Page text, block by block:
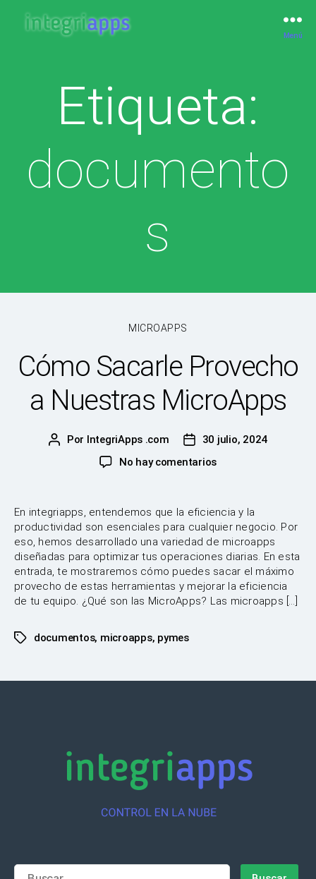
Menú
Etiqueta:
documento
s
Categorías
MICROAPPS
Cómo Sacarle Provecho
a Nuestras MicroApps
Autor
Por IntegriApps .com
Fecha
de
30 julio, 2024
No hay comentariosen
Provecho
a
Nuestras
MicroApps
En integriapps, entendemos que la eficiencia y la
productividad son esenciales para cualquier negocio. Por
eso, hemos desarrollado una variedad de microapps
diseñadas para optimizar tus operaciones diarias. En esta
entrada, te mostraremos cómo puedes sacar el máximo
provecho de estas herramientas y mejorar la eficiencia
de tu equipo. ¿Qué son las MicroApps? Las microapps […]
Etiquetas
documentos, microapps, pymes
Buscar: